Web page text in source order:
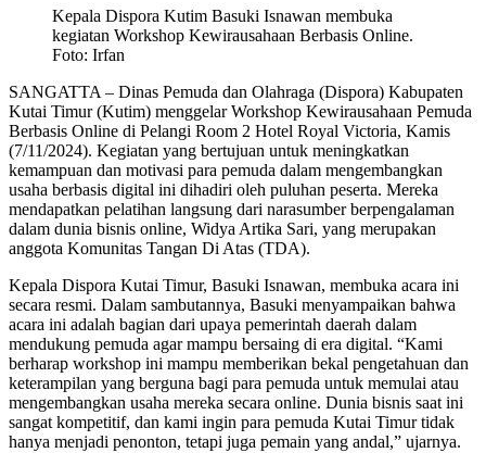
Kepala Dispora Kutim Basuki Isnawan membuka
kegiatan Workshop Kewirausahaan Berbasis Online.
Foto: Irfan
SANGATTA – Dinas Pemuda dan Olahraga (Dispora) Kabupaten
Kutai Timur (Kutim) menggelar Workshop Kewirausahaan Pemuda
Berbasis Online di Pelangi Room 2 Hotel Royal Victoria, Kamis
(7/11/2024). Kegiatan yang bertujuan untuk meningkatkan
kemampuan dan motivasi para pemuda dalam mengembangkan
usaha berbasis digital ini dihadiri oleh puluhan peserta. Mereka
mendapatkan pelatihan langsung dari narasumber berpengalaman
dalam dunia bisnis online, Widya Artika Sari, yang merupakan
anggota Komunitas Tangan Di Atas (TDA).
Kepala Dispora Kutai Timur, Basuki Isnawan, membuka acara ini
secara resmi. Dalam sambutannya, Basuki menyampaikan bahwa
acara ini adalah bagian dari upaya pemerintah daerah dalam
mendukung pemuda agar mampu bersaing di era digital. “Kami
berharap workshop ini mampu memberikan bekal pengetahuan dan
keterampilan yang berguna bagi para pemuda untuk memulai atau
mengembangkan usaha mereka secara online. Dunia bisnis saat ini
sangat kompetitif, dan kami ingin para pemuda Kutai Timur tidak
hanya menjadi penonton, tetapi juga pemain yang andal,” ujarnya.